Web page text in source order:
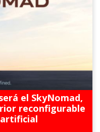
el SkyNomad,
reconfigurable